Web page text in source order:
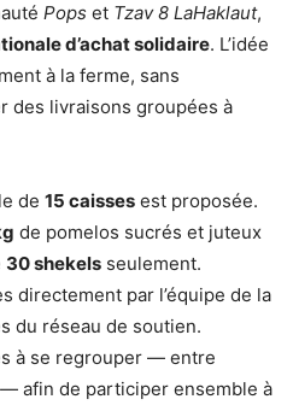
Pops et Tzav 8 LaHaklaut,
d’achat solidaire. L’idée
à la ferme, sans
des livraisons groupées à
de 15 caisses est proposée.
de pomelos sucrés et juteux
30 shekels seulement.
directement par l’équipe de la
du réseau de soutien.
à se regrouper — entre
afin de participer ensemble à